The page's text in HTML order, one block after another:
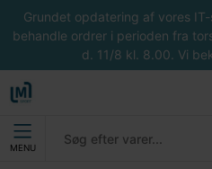
Grundet opdatering af vores
behandle ordrer i perioden fra
d. 11/8 kl. 8.00. Vi
MENU